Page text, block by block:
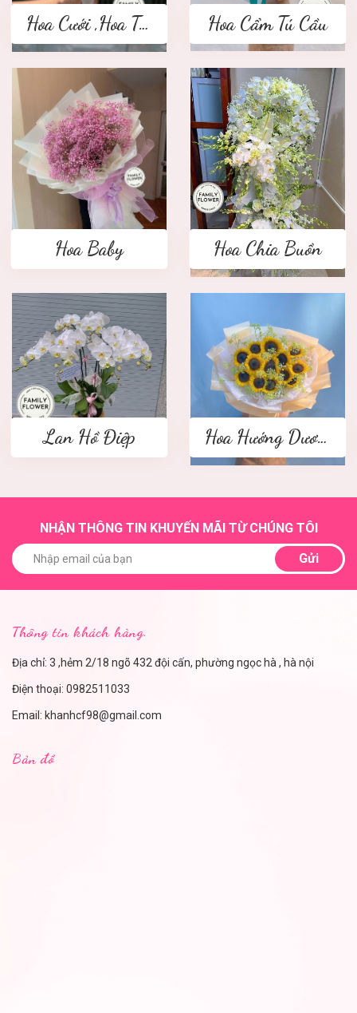
Hoa Cưới ,Hoa Tay Cầm Cô Dâu Hoa Cẩm Tú Cầu
Hoa Baby Hoa Chia Buồn
Lan Hồ Điệp Hoa Hướng Dương
NHẬN THÔNG TIN KHUYẾN MÃI TỪ CHÚNG TÔI
Gửi
Thông tin khách hàng.
Địa chỉ: 3 ,hẻm 2/18 ngõ 432 đội cấn, phường ngọc hà , hà nội
Điện thoại: 0982511033
Email: khanhcf98@gmail.com
Bản đồ